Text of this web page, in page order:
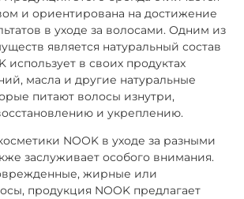
и ориентирована на достижение
в уходе за волосами. Одним из
является натуральный состав
использует в своих продуктах
масла и другие натуральные
питают волосы изнутри,
и укреплению.
NOOK в уходе за разными
заслуживает особого внимания.
жирные или
продукция NOOK предлагает